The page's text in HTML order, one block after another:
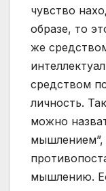
чувство
образе, то
же
средством
личность.
можно
мышлению.